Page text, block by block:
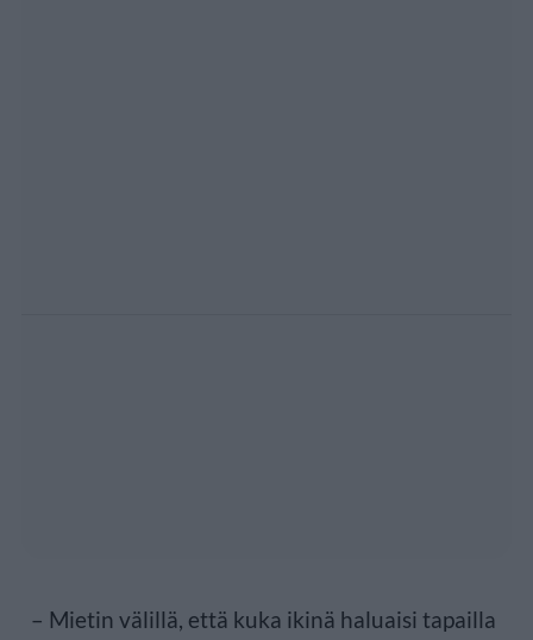
– Mietin välillä, että kuka ikinä haluaisi tapailla